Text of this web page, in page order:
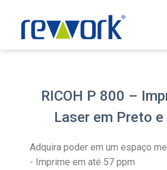
RICOH P 800 –
Laser em Preto
Adquira poder em um espaço
- Imprime em até 57 ppm